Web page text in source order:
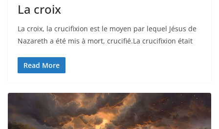
La croix
La croix, la crucifixion est le moyen par lequel Jésus de
Nazareth a été mis à mort, crucifié.La crucifixion était
Read More